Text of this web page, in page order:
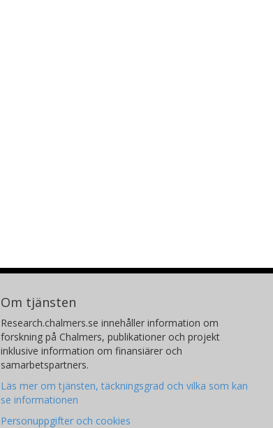
Om tjänsten
Research.chalmers.se innehåller information om
forskning på Chalmers, publikationer och projekt
inklusive information om finansiärer och
samarbetspartners.
Läs mer om tjänsten, täckningsgrad och vilka som kan
se informationen
Personuppgifter och cookies